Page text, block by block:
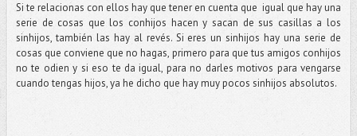
Si te relacionas con ellos hay que tener en cuenta que igual que hay una
serie de cosas que los conhijos hacen y sacan de sus casillas a los
sinhijos, también las hay al revés. Si eres un sinhijos hay una serie de
cosas que conviene que no hagas, primero para que tus amigos conhijos
no te odien y si eso te da igual, para no darles motivos para vengarse
cuando tengas hijos, ya he dicho que hay muy pocos sinhijos absolutos.